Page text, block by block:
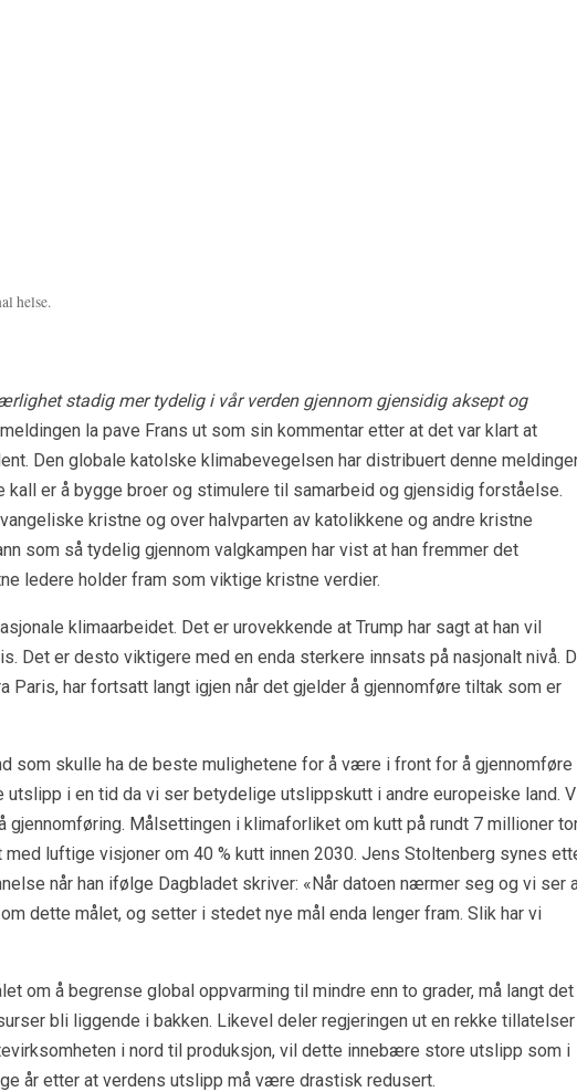
helse.
stadig mer tydelig i vår verden gjennom gjensidig aksept og
la pave Frans ut som sin kommentar etter at det var klart at
Den globale katolske klimabevegelsen har distribuert denne
kall er å bygge broer og stimulere til samarbeid og gjensidig forståelse.
kristne og over halvparten av katolikkene og andre kristne
som så tydelig gjennom valgkampen har vist at han fremmer det
ledere holder fram som viktige kristne verdier.
klimaarbeidet. Det er urovekkende at Trump har sagt at han vil
Det er desto viktigere med en enda sterkere innsats på nasjonalt nivå.
Paris, har fortsatt langt igjen når det gjelder å gjennomføre tiltak som er
som skulle ha de beste mulighetene for å være i front for å gjennomføre
i en tid da vi ser betydelige utslippskutt i andre europeiske land.
gjennomføring. Målsettingen i klimaforliket om kutt på rundt 7 millioner
luftige visjoner om 40 % kutt innen 2030. Jens Stoltenberg synes
når han ifølge Dagbladet skriver: «Når datoen nærmer seg og vi ser
dette målet, og setter i stedet nye mål enda lenger fram. Slik har vi
om å begrense global oppvarming til mindre enn to grader, må langt det
bli liggende i bakken. Likevel deler regjeringen ut en rekke tillatelser
i nord til produksjon, vil dette innebære store utslipp som i
år etter at verdens utslipp må være drastisk redusert.